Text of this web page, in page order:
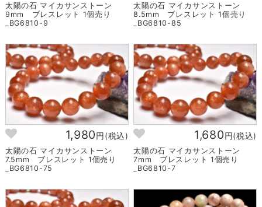
太陽の石 マイカサンストーン
9mm ブレスレット 1個売り
_BG6810-9
太陽の石 マイカサンストーン
8.5mm ブレスレット 1個売り
_BG6810-85
1,980円(税込)
太陽の石 マイカサンストーン
7.5mm ブレスレット 1個売り
_BG6810-75
1,680円(税込)
太陽の石 マイカサンストーン
7mm ブレスレット 1個売り
_BG6810-7